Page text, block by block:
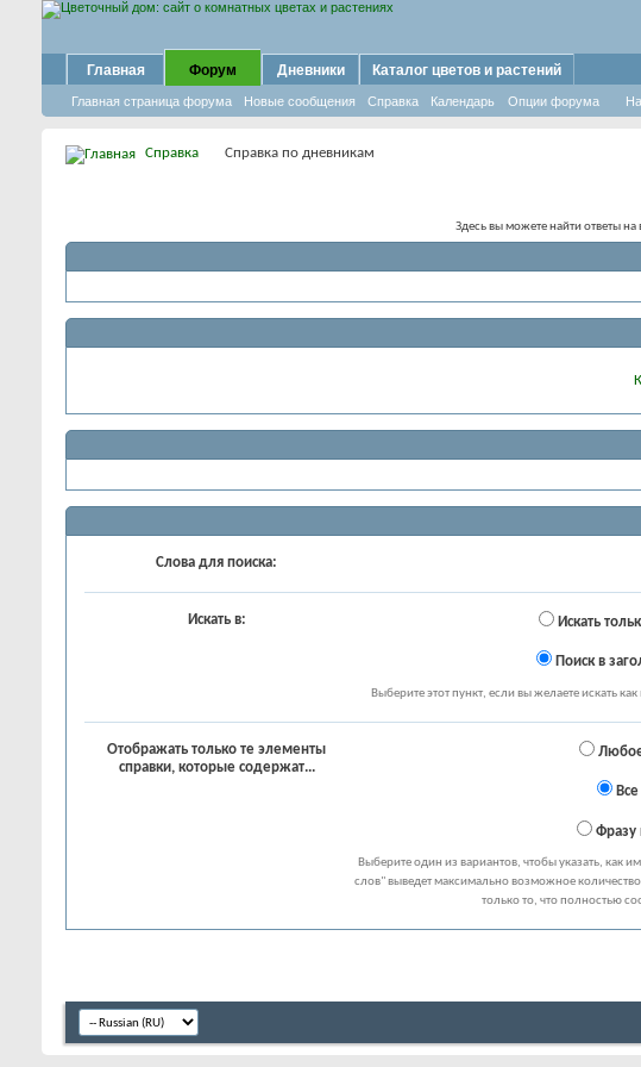
Главная Форум
Главная страница форума Новые сообщения Справка Календарь Опции форума
Дневники Каталог цветов и растений
Справка Справка по дневникам
Здесь вы можете найти ответы
Слова для поиска:
Искать в: Искать
Поиск в
Выберите этот пункт, если вы желаете искать
Отображать только те элементы
справки, которые содержат...
Любое
Все
Фразу
Выберите один из вариантов, чтобы указать, как
слов" выведет максимально возможное
только то, что полностью